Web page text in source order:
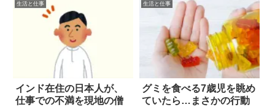
生活と仕事
インド在住の日本人が、
仕事での不満を現地の僧
生活と仕事
グミを食べる7歳児を眺め
ていたら…まさかの行動